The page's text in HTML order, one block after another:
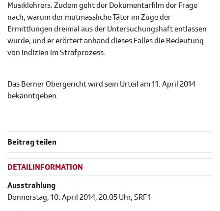
Musiklehrers. Zudem geht der Dokumentarfilm der Frage
nach, warum der mutmassliche Täter im Zuge der
Ermittlungen dreimal aus der Untersuchungshaft entlassen
wurde, und er erörtert anhand dieses Falles die Bedeutung
von Indizien im Strafprozess.
Das Berner Obergericht wird sein Urteil am 11. April 2014
bekanntgeben.
Beitrag teilen
DETAILINFORMATION
Ausstrahlung
Donnerstag, 10. April 2014, 20.05 Uhr, SRF 1